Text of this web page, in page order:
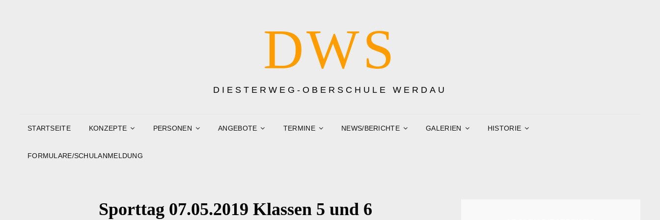
DWS
DIESTERWEG-OBERSCHULE WERDAU
STARTSEITE KONZEPTE PERSONEN ANGEBOTE TERMINE NEWS/BERICHTE GALERIEN HISTORIE
FORMULARE/SCHULANMELDUNG
Sporttag 07.05.2019 Klassen 5 und 6